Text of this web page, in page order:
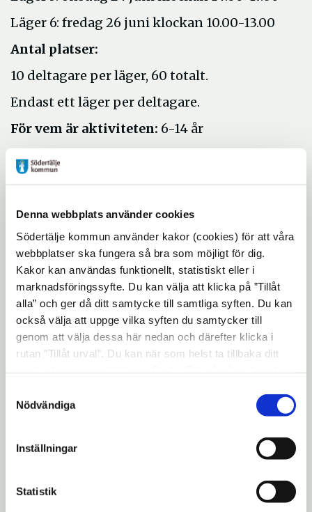
Denna webbplats använder cookies
Södertälje kommun använder kakor (cookies) för att våra
webbplatser ska fungera så bra som möjligt för dig.
Kakor kan användas funktionellt, statistiskt eller i
marknadsföringssyfte. Du kan välja att klicka på ”Tillåt
alla” och ger då ditt samtycke till samtliga syften. Du kan
också välja att uppge vilka syften du samtycker till
genom att välja dessa här nedan och därefter klicka i
rutan ”Tillåt urval”. Du kan när som helst ta tillbaka ditt
"Visa detaljer" kan du läsa om hur kakorna används och
hur vi och våra leverantörer inhämtar och behandlar
Nödvändiga
Inställningar
Statistik
Läger 6: fredag 26 juni klockan 10.00-13.00
Antal platser:
10 deltagare per läger, 60 totalt.
Endast ett läger per deltagare.
För vem är aktiviteten: 6-14 år
Behövs föranmälan?
Stall Bergtorps hemsida.
Hur kan aktiviteten anpassas för personer
med funktionsnedsättning:
Vi har ramp in till stugan och ramp in till
toaletten. Uppsittningsramp om det behövs
vid ridningen.
Vi är i en lantlig utomhusmiljö hela tiden
men det brukar gå bra att komma fram med
rullstol. Dock bra att tänka på om det
funktionshinder.
Kontakta oss gärna via mail med frågor om
lösningar osv. oberoende vad du vill veta
eventuella behov pga